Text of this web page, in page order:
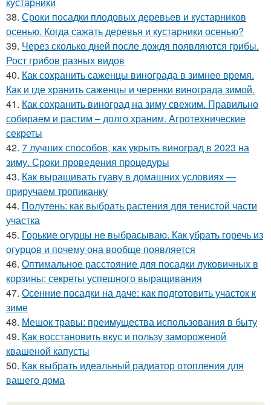
38. Сроки посадки плодовых деревьев и кустарников
осенью. Когда сажать деревья и кустарники осенью?
39. Через сколько дней после дождя появляются грибы.
Рост грибов разных видов
40. Как сохранить саженцы винограда в зимнее время.
Как и где хранить саженцы и черенки винограда зимой.
41. Как сохранить виноград на зиму свежим. Правильно
собираем и растим – долго храним. Агротехнические
секреты
42. 7 лучших способов, как укрыть виноград в 2023 на
зиму. Сроки проведения процедуры
43. Как выращивать гуаву в домашних условиях —
приручаем тропиканку
44. Полутень: как выбрать растения для тенистой части
участка
45. Горькие огурцы не выбрасываю. Как убрать горечь из
огурцов и почему она вообще появляется
46. Оптимальное расстояние для посадки луковичных в
корзины: секреты успешного выращивания
47. Осенние посадки на даче: как подготовить участок к
зиме
48. Мешок травы: преимущества использования в быту
49. Как восстановить вкус и пользу замороженой
квашеной капусты
50. Как выбрать идеальный радиатор отопления для
вашего дома